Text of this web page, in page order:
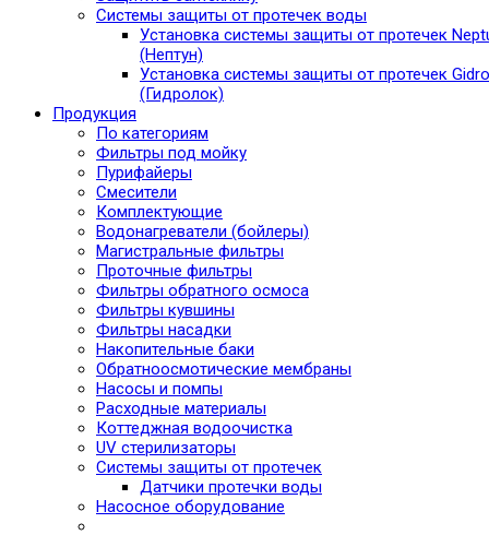
Системы защиты от протечек воды
Установка системы защиты от протечек
(Нептун)
Установка системы защиты от протечек
(Гидролок)
Продукция
По категориям
Фильтры под мойку
Пурифайеры
Смесители
Комплектующие
Водонагреватели (бойлеры)
Магистральные фильтры
Проточные фильтры
Фильтры обратного осмоса
Фильтры кувшины
Фильтры насадки
Накопительные баки
Обратноосмотические мембраны
Насосы и помпы
Расходные материалы
Коттеджная водоочистка
UV стерилизаторы
Системы защиты от протечек
Датчики протечки воды
Насосное оборудование